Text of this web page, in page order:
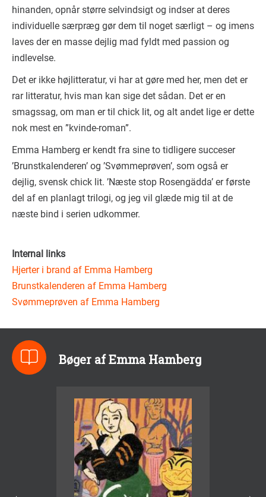
hinanden, opnår større selvindsigt og indser at deres
individuelle særpræg gør dem til noget særligt – og imens
laves der en masse dejlig mad fyldt med passion og
indlevelse.
Det er ikke højlitteratur, vi har at gøre med her, men det er
rar litteratur, hvis man kan sige det sådan. Det er en
smagssag, om man er til chick lit, og alt andet lige er dette
nok mest en ”kvinde-roman”.
Emma Hamberg er kendt fra sine to tidligere succeser
’Brunstkalenderen’ og ’Svømmeprøven’, som også er
dejlig, svensk chick lit. ’Næste stop Rosengädda’ er første
del af en planlagt trilogi, og jeg vil glæde mig til at de
næste bind i serien udkommer.
Internal links
Hjerter i brand af Emma Hamberg
Brunstkalenderen af Emma Hamberg
Svømmeprøven af Emma Hamberg
Bøger af Emma Hamberg